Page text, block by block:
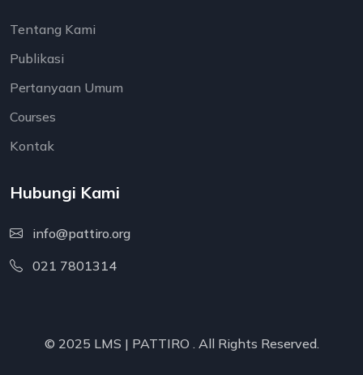
Tentang Kami
Publikasi
Pertanyaan Umum
Courses
Kontak
Hubungi Kami
info@pattiro.org
021 7801314
© 2025 LMS | PATTIRO . All Rights Reserved.